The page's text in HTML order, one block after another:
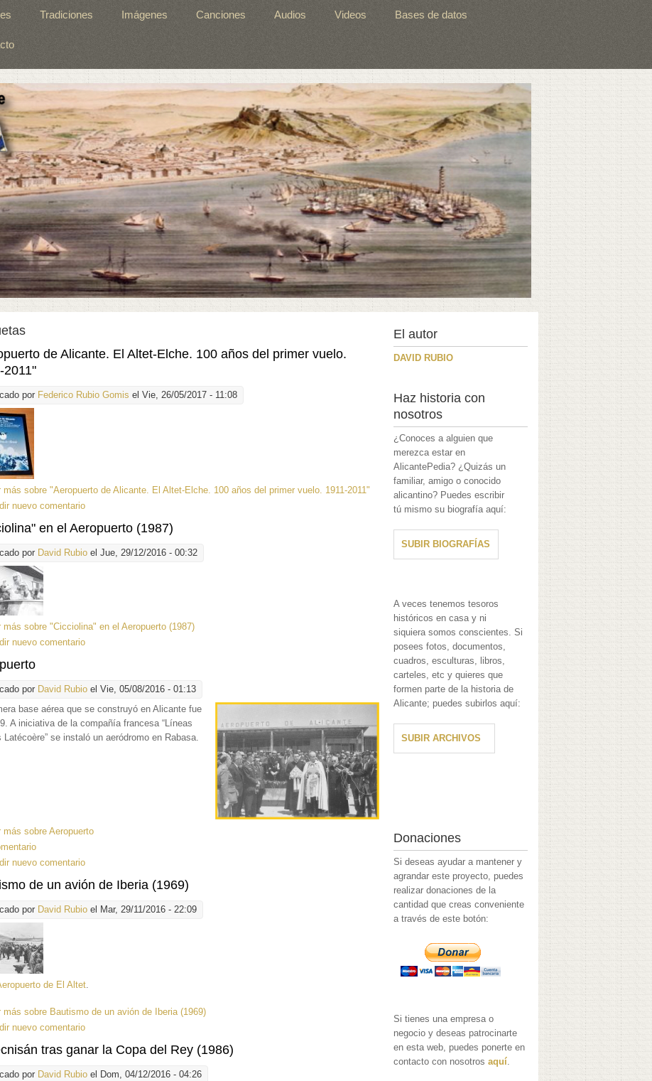
Tradiciones Imágenes Canciones Audios Videos Bases de datos
de Alicante. El Altet-Elche. 100 años del primer vuelo.
2011"
por Federico Rubio Gomis el Vie, 26/05/2017 - 11:08
más sobre "Aeropuerto de Alicante. El Altet-Elche. 100 años del primer vuelo. 1911-2011"
nuevo comentario
en el Aeropuerto (1987)
por David Rubio el Jue, 29/12/2016 - 00:32
más sobre "Cicciolina" en el Aeropuerto (1987)
nuevo comentario
por David Rubio el Vie, 05/08/2016 - 01:13
base aérea que se construyó en Alicante fue
A iniciativa de la compañía francesa “Líneas
Latécoère” se instaló un aeródromo en Rabasa.
más sobre Aeropuerto
nuevo comentario
de un avión de Iberia (1969)
por David Rubio el Mar, 29/11/2016 - 22:09
de El Altet.
más sobre Bautismo de un avión de Iberia (1969)
nuevo comentario
tras ganar la Copa del Rey (1986)
por David Rubio el Dom, 04/12/2016 - 04:26
El autor
DAVID RUBIO
Haz historia con
nosotros
¿Conoces a alguien que
merezca estar en
AlicantePedia? ¿Quizás un
familiar, amigo o conocido
alicantino? Puedes escribir
tú mismo su biografía aquí:
SUBIR BIOGRAFÍAS
A veces tenemos tesoros
históricos en casa y ni
siquiera somos conscientes. Si
posees fotos, documentos,
cuadros, esculturas, libros,
carteles, etc y quieres que
formen parte de la historia de
Alicante; puedes subirlos aquí:
SUBIR ARCHIVOS
Donaciones
Si deseas ayudar a mantener y
agrandar este proyecto, puedes
realizar donaciones de la
cantidad que creas conveniente
a través de este botón:
Si tienes una empresa o
negocio y deseas patrocinarte
en esta web, puedes ponerte en
contacto con nosotrosaquí.